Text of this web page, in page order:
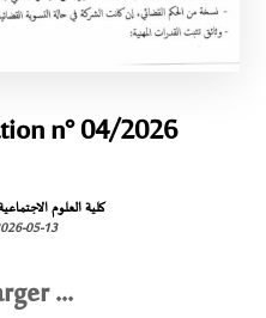
n° 04/2026
كلية العلوم
05-13
...